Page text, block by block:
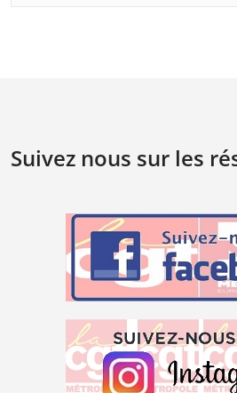
Suivez nous sur les